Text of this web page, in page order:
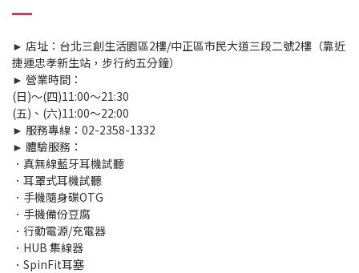
► 店址：台北三創生活園區2樓/中正區市民大道三段二號2樓（靠近
捷運忠孝新生站，步行約五分鐘）
► 營業時間：
(日)～(四)11:00～21:30
(五)、(六)11:00～22:00
► 服務專線：02-2358-1332
► 體驗服務：
．真無線藍牙耳機試聽
．耳罩式耳機試聽
．手機隨身碟OTG
．手機備份豆腐
．行動電源/充電器
．HUB 集線器
．SpinFit耳塞